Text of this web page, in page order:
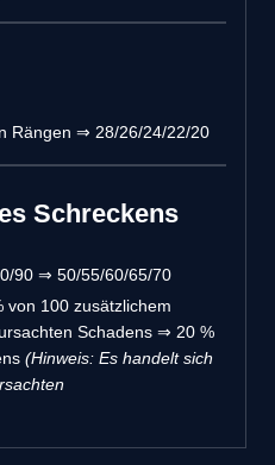
Rängen ⇒ 28/26/24/22/20
Schreckens
90 ⇒ 50/55/60/65/70
von 100 zusätzlichem
Schadens ⇒ 20 %
(Hinweis: Es handelt sich